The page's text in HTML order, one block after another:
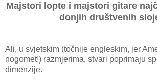
Majstori lopte i majstori gitare
donjih društvenih
Ali, u svjetskim (točnije engleskim, jer
nogomet!) razmjerima, stvari poprimaju
dimenzije.